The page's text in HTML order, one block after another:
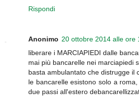
Rispondi
Anonimo 20 ottobre 2014 alle ore
liberare i MARCIAPIEDI dalle
mai più bancarelle nei marciapiedi
basta ambulantato che distrugge il
le bancarelle esistono solo a
due passi all'estero